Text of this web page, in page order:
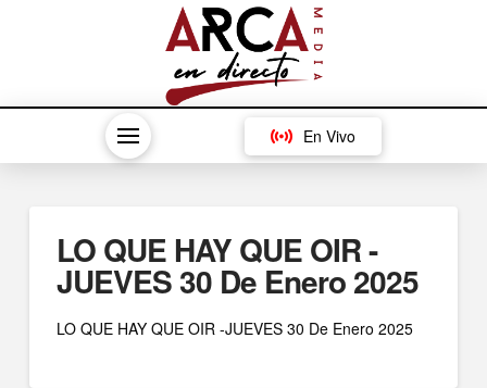
En Vivo
LO QUE HAY QUE OIR -
JUEVES 30 De Enero 2025
LO QUE HAY QUE OIR -JUEVES 30 De Enero 2025